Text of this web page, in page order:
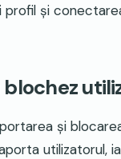
profil și
și
utilizatorul,